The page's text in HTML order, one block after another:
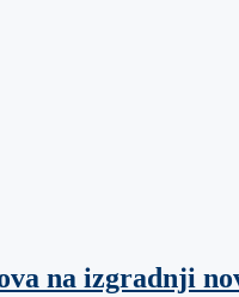
na izgradnji